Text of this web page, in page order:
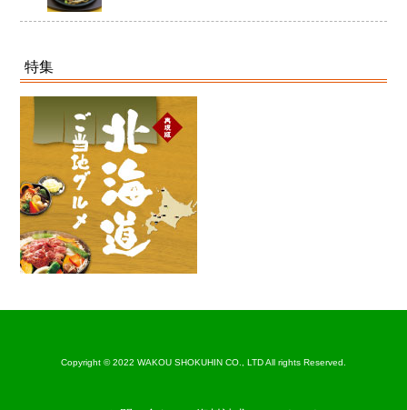
特集
Copyright © 2022 WAKOU SHOKUHIN CO., LTD All rights Reserved.